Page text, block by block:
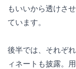
もいいから透けさ
ています。
後半では、それぞ
ィネートも披露。